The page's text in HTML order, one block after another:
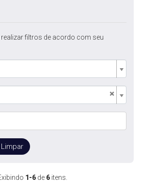
1-6 de 6 itens.
filtros de acordo com seu
×
Limpar